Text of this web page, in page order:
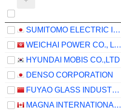
SUMITOMO ELECTRIC INDUSTRIES, LTD.
WEICHAI POWER CO., LTD.
HYUNDAI MOBIS CO.,LTD
DENSO CORPORATION
FUYAO GLASS INDUSTRY GROUP CO., LTD.
MAGNA INTERNATIONAL INC.